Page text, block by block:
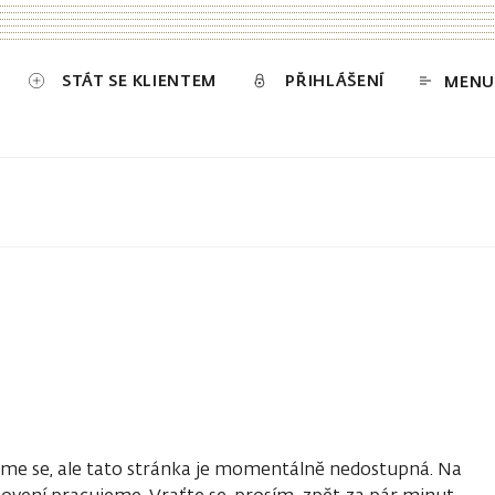
STÁT SE KLIENTEM PŘIHLÁŠENÍ MENU
se, ale tato stránka je momentálně nedostupná. Na